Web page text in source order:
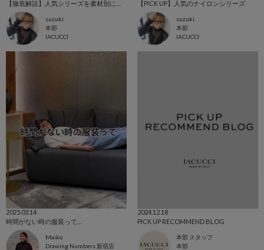
suzuki
本部
IACUCCI
【PICK UP】人気のナイロンシリーズ
suzuki
本部
IACUCCI
2025.03.14
時間がない時の服装って…
Maiko
Drawing Numbers 新宿店
2024.12.18
PICK UP RECOMMEND BLOG
本部 スタッフ
本部